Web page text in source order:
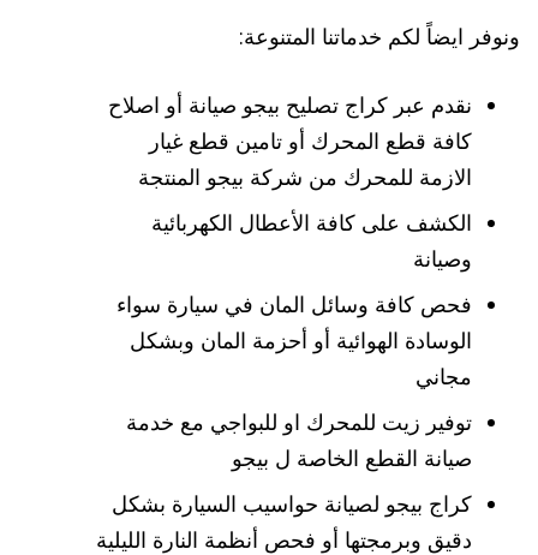
ونوفر ايضاً لكم خدماتنا المتنوعة:
نقدم عبر كراج تصليح بيجو صيانة أو اصلاح
كافة قطع المحرك أو تامين قطع غيار
الازمة للمحرك من شركة بيجو المنتجة
الكشف على كافة الأعطال الكهربائية
وصيانة
فحص كافة وسائل المان في سيارة سواء
الوسادة الهوائية أو أحزمة المان وبشكل
مجاني
توفير زيت للمحرك او للبواجي مع خدمة
صيانة القطع الخاصة ل بيجو
كراج بيجو لصيانة حواسيب السيارة بشكل
دقيق وبرمجتها أو فحص أنظمة النارة الليلية